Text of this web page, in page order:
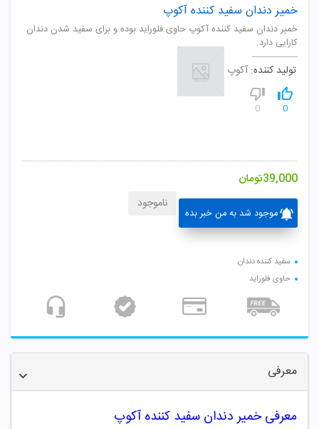
خمیر دندان سفید کننده آکوپ
خمیر دندان سفید کننده آکوپ حاوی فلوراید بوده و برای سفید شدن دندان
کارایی دارد.
تولید کننده: آکوپ
0
0
39,000تومان
موجود شد به من خبر بده
ناموجود
سفید کننده دندان
حاوی فلوراید
معرفی
معرفی خمیر دندان سفید کننده آکوپ